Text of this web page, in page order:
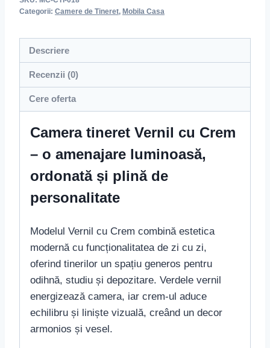
Categorii: Camere de Tineret, Mobila Casa
Descriere
Recenzii (0)
Cere oferta
Camera tineret Vernil cu Crem
– o amenajare luminoasă,
ordonată și plină de
personalitate
Modelul Vernil cu Crem combină estetica
modernă cu funcționalitatea de zi cu zi,
oferind tinerilor un spațiu generos pentru
odihnă, studiu și depozitare. Verdele vernil
energizează camera, iar crem-ul aduce
echilibru și liniște vizuală, creând un decor
armonios și vesel.